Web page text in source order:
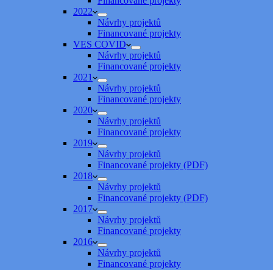
2022
Návrhy projektů
Financované projekty
VES COVID
Návrhy projektů
Financované projekty
2021
Návrhy projektů
Financované projekty
2020
Návrhy projektů
Financované projekty
2019
Návrhy projektů
Financované projekty (PDF)
2018
Návrhy projektů
Financované projekty (PDF)
2017
Návrhy projektů
Financované projekty
2016
Návrhy projektů
Financované projekty